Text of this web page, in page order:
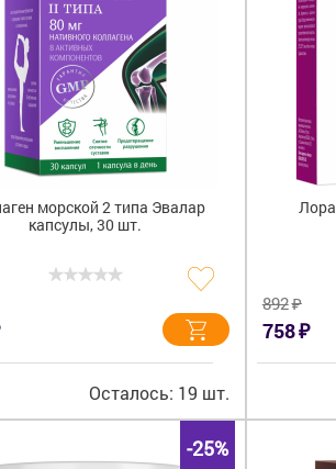
морской 2 типа Эвалар
капсулы, 30 шт.
Осталось: 19 шт.
892₽
758₽
-25%